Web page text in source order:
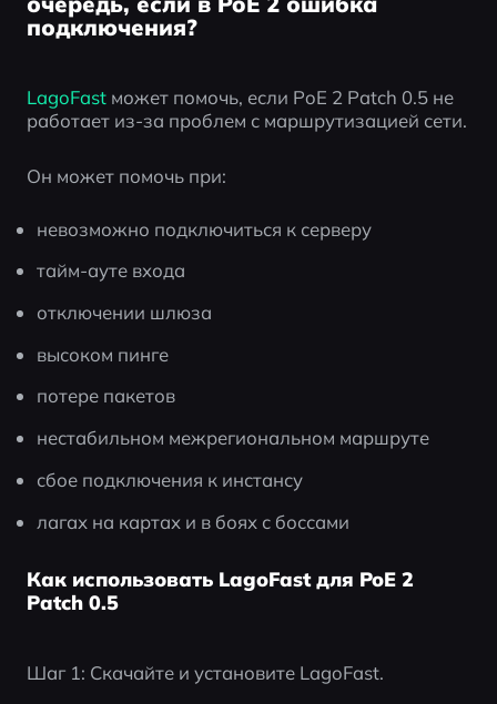
подключения?
LagoFast может помочь, если PoE 2 Patch 0.5 не
работает из-за проблем с маршрутизацией сети.
Он может помочь при:
невозможно подключиться к серверу
тайм-ауте входа
отключении шлюза
высоком пинге
потере пакетов
нестабильном межрегиональном маршруте
сбое подключения к инстансу
лагах на картах и в боях с боссами
Как использовать LagoFast для PoE 2
Patch 0.5
Шаг 1: Скачайте и установите LagoFast.